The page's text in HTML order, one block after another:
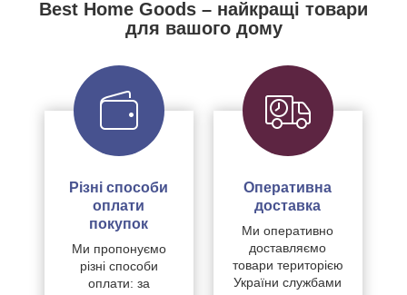
Best Home Goods – найкращі товари
для вашого дому
Різні способи
оплати
покупок
Ми пропонуємо
різні способи
оплати: за
Оперативна
доставка
Ми оперативно
доставляємо
товари територією
України службами